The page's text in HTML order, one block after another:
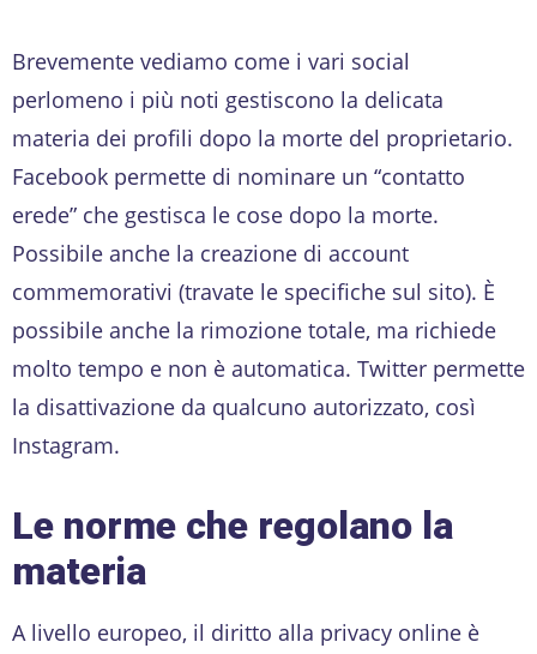
Brevemente vediamo come i vari social
perlomeno i più noti gestiscono la delicata
materia dei profili dopo la morte del proprietario.
Facebook permette di nominare un “contatto
erede” che gestisca le cose dopo la morte.
Possibile anche la creazione di account
commemorativi (travate le specifiche sul sito). È
possibile anche la rimozione totale, ma richiede
molto tempo e non è automatica. Twitter permette
la disattivazione da qualcuno autorizzato, così
Instagram.
Le norme che regolano la
materia
A livello europeo, il diritto alla privacy online è